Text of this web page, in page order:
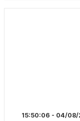
15:50:06 - 04/08/